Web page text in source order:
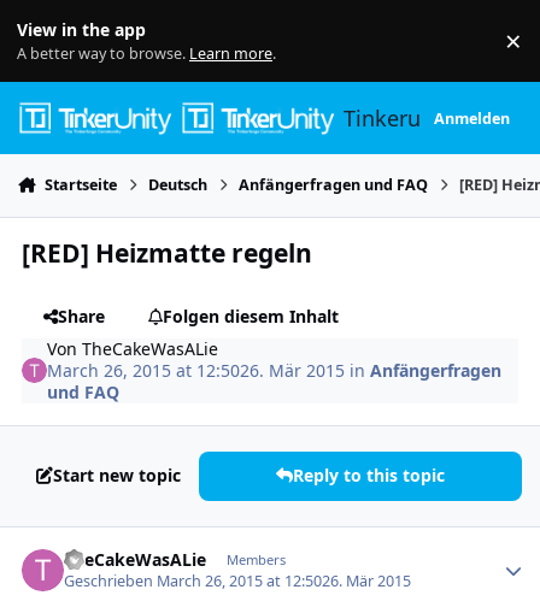
View in the app
A better way to browse. Learn more. ×
TinkerunityAnmelden
Startseite Deutsch Anfängerfragen und FAQ [RED]
[RED] Heizmatte regeln
Share
Folgen diesem Inhalt
VonTheCakeWasALie
March 26, 2015 at 12:5026. Mär 2015 inAnfängerfragen
und FAQ
Start new topic Reply to this topic
TheCakeWasALie Members
Geschrieben March 26, 2015 at 12:5026. Mär 2015